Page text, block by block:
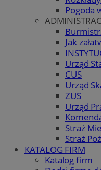
Pogoda
Jak
Urząd
CUS
Urząd
ZUS
Urząd
Straż
Straż
KATALOG FIRM
Katalog firm